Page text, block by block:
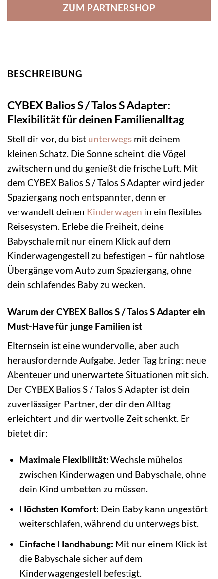
ZUM PARTNERSHOP
BESCHREIBUNG
CYBEX Balios S / Talos S Adapter:
Flexibilität für deinen Familienalltag
Stell dir vor, du bist unterwegs mit deinem
kleinen Schatz. Die Sonne scheint, die Vögel
zwitschern und du genießt die frische Luft. Mit
dem CYBEX Balios S / Talos S Adapter wird jeder
Spaziergang noch entspannter, denn er
verwandelt deinen Kinderwagen in ein flexibles
Reisesystem. Erlebe die Freiheit, deine
Babyschale mit nur einem Klick auf dem
Kinderwagengestell zu befestigen – für nahtlose
Übergänge vom Auto zum Spaziergang, ohne
dein schlafendes Baby zu wecken.
Warum der CYBEX Balios S / Talos S Adapter ein
Must-Have für junge Familien ist
Elternsein ist eine wundervolle, aber auch
herausfordernde Aufgabe. Jeder Tag bringt neue
Abenteuer und unerwartete Situationen mit sich.
Der CYBEX Balios S / Talos S Adapter ist dein
zuverlässiger Partner, der dir den Alltag
erleichtert und dir wertvolle Zeit schenkt. Er
bietet dir:
Maximale Flexibilität: Wechsle mühelos
zwischen Kinderwagen und Babyschale, ohne
dein Kind umbetten zu müssen.
Höchsten Komfort: Dein Baby kann ungestört
weiterschlafen, während du unterwegs bist.
Einfache Handhabung: Mit nur einem Klick ist
die Babyschale sicher auf dem
Kinderwagengestell befestigt.